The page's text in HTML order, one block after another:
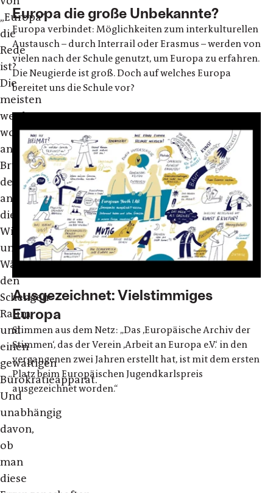
„Europa“
die
Rede
ist?
Die
meisten
werden
wohl
an
Brüssel
denken,
an
die
Wirtschafts-
und
Währungsunion,
den
Schengen-
Raum
und
einen
gewaltigen
Bürokratieapparat.
Und
unabhängig
davon,
ob
man
diese
Europa die große Unbekannte?
Europa verbindet: Möglichkeiten zum interkulturellen
Austausch – durch Interrail oder Erasmus – werden von
vielen nach der Schule genutzt, um Europa zu erfahren.
Die Neugierde ist groß. Doch auf welches Europa
bereitet uns die Schule vor?
Ausgezeichnet: Vielstimmiges
Europa
Stimmen aus dem Netz: „Das ,Europäische Archiv der
Stimmen‘, das der Verein ,Arbeit an Europa e.V.‘ in den
vergangenen zwei Jahren erstellt hat, ist mit dem ersten
Platz beim Europäischen Jugendkarlspreis
ausgezeichnet worden.“